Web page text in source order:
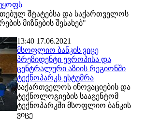
შტატებსა და საქართველოს
მიზნების შესახებ"
13:40 17.06.2021
მსოფლიო ბანკის ვიცე
პრეზიდენტი ევროპისა და
ცენტრალური აზიის რეგიონში
ტექნოპარკს ესტუმრა
საქართველოს ინოვაციების და
ტექნოლოგიების სააგენტომ
ტექნოპარკში მსოფლიო ბანკის
ვიცე